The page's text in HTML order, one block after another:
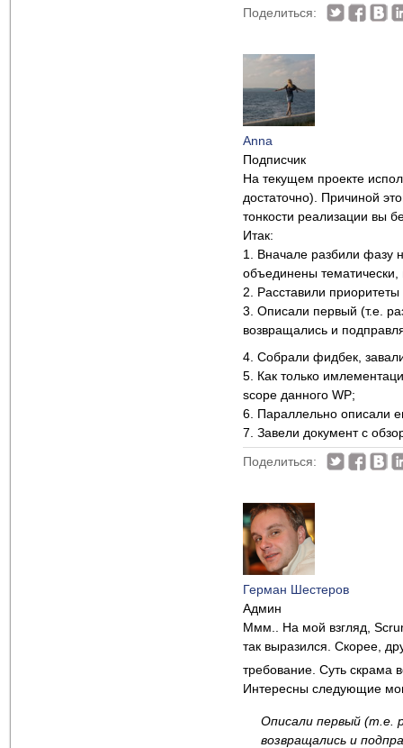
Поделиться:
Anna
Подписчик
На текущем проекте
достаточно). Причиной
тонкости реализации вы
Итак:
1. Вначале разбили фазу
объединены
2. Расставили
3. Описали первый (т.е.
возвращались и
4. Собрали фидбек,
5. Как только
scope данного WP;
6. Параллельно описали
7. Завели документ с
Поделиться:
Герман Шестеров
Админ
Ммм.. На мой взгляд,
так выразился. Скорее,
требование. Суть скрама
Интересны следующие
Описали первый (т.е.
возвращались и